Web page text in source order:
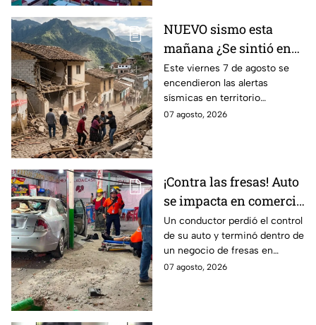
NUEVO sismo esta
mañana ¿Se sintió en
Guanajuato? Sismo de
4.2 despertó con alertas
en México
Este viernes 7 de agosto se
encendieron las alertas
sísmicas en territorio
mexicano, conoce dónde fue y
07 agosto, 2026
¡Contra las fresas! Auto
se impacta en comercio
de fresas durante la
noche; esto sabemos
Un conductor perdió el control
de su auto y terminó dentro de
un negocio de fresas en
Carrizalito, Irapuato
07 agosto, 2026